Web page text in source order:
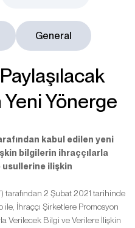
General
Yönerge
kabul edilen yeni
bilgilerin ihraççılarla
usullerine ilişkin
”) tarafından 2 Şubat 2021 tarihinde
ile, İhraççı Şirketlere Promosyon
Verilecek Bilgi ve Verilere İlişkin